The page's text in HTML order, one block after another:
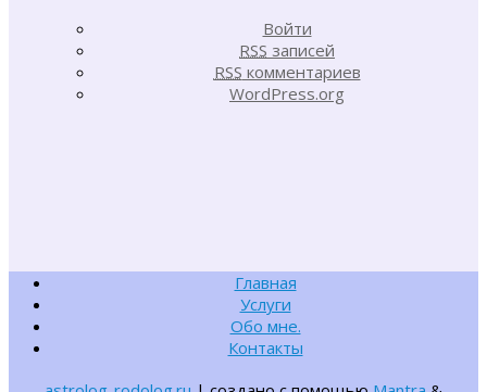
Войти
RSS записей
RSS комментариев
WordPress.org
Главная
Услуги
Обо мне.
Контакты